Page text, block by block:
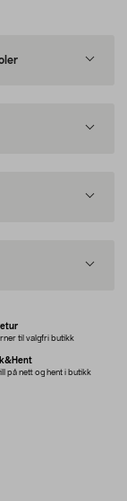
til valgfri butikk
på nett og hent i butikk